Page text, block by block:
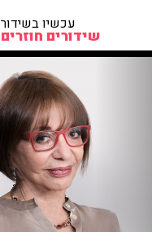
עכשיו בשידור
שידורים חוזרים